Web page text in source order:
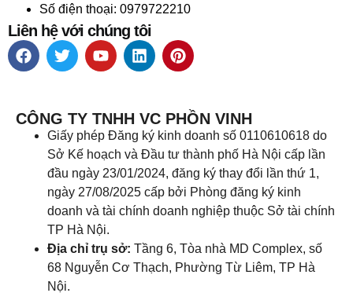
Số điện thoại: 0979722210
Liên hệ với chúng tôi
CÔNG TY TNHH VC PHỒN VINH
Giấy phép Đăng ký kinh doanh số 0110610618 do
Sở Kế hoạch và Đầu tư thành phố Hà Nội cấp lần
đầu ngày 23/01/2024, đăng ký thay đổi lần thứ 1,
ngày 27/08/2025 cấp bởi Phòng đăng ký kinh
doanh và tài chính doanh nghiệp thuộc Sở tài chính
TP Hà Nội.
Địa chỉ trụ sở: Tầng 6, Tòa nhà MD Complex, số
68 Nguyễn Cơ Thạch, Phường Từ Liêm, TP Hà
Nội.